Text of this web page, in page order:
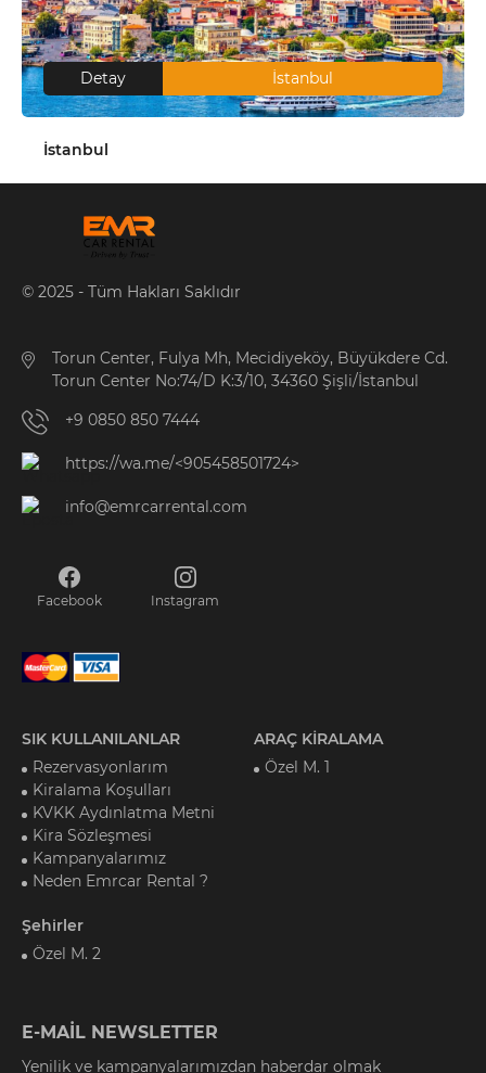
Detay İstanbul
İstanbul
© 2025 - Tüm Hakları Saklıdır
Torun Center, Fulya Mh, Mecidiyeköy, Büyükdere Cd.
Torun Center No:74/D K:3/10, 34360 Şişli/İstanbul
+9 0850 850 7444
https://wa.me/<905458501724>
info@emrcarrental.com
Facebook Instagram
SIK KULLANILANLAR
Rezervasyonlarım
Kiralama Koşulları
KVKK Aydınlatma Metni
Kira Sözleşmesi
Kampanyalarımız
Neden Emrcar Rental ?
ARAÇ KİRALAMA
Özel M. 1
Şehirler
Özel M. 2
E-MAİL NEWSLETTER
Yenilik ve kampanyalarımızdan haberdar olmak